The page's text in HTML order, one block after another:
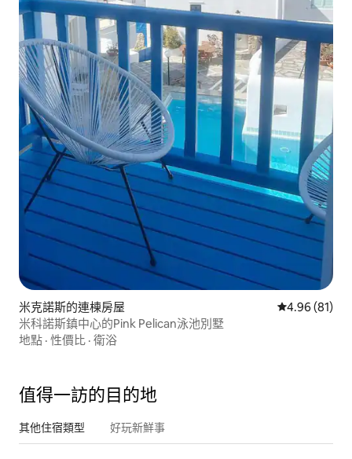
米克諾斯的連棟房屋 從 81 則評價
4.96 (81)
米科諾斯鎮中心的Pink Pelican泳池別墅
地點 · 性價比 · 衛浴
值得一訪的目的地
其他住宿類型 好玩新鮮事